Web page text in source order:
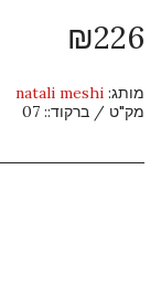
₪226
מותג: natali meshi
מק"ט / ברקוד:: 07